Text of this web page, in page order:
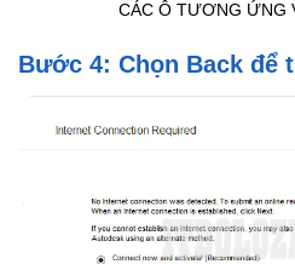
CÁC Ô TƯƠNG ỨNG
Bước 4: Chọn Back để